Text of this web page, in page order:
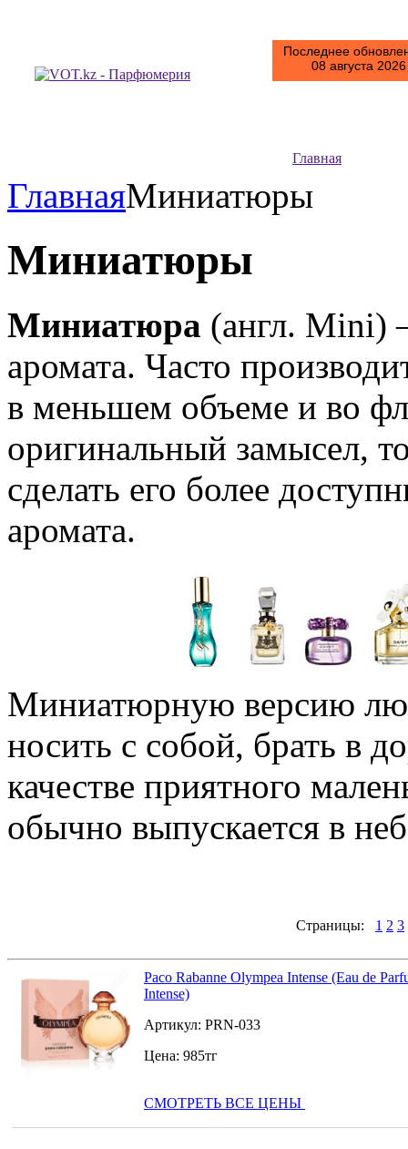
Последнее
08 августа
Главная
ГлавнаяМиниатюры
Миниатюры
Миниатюра (англ. Mini)
аромата. Часто
в меньшем объеме и во
оригинальный замысел,
сделать его более
аромата.
Миниатюрную версию
носить с собой, брать в
качестве приятного
обычно выпускается в
Страницы: 1 2 3
Paco Rabanne Olympea Intense (Eau de
Intense)
Артикул: PRN-033
Цена: 985тг
СМОТРЕТЬ ВСЕ ЦЕНЫ